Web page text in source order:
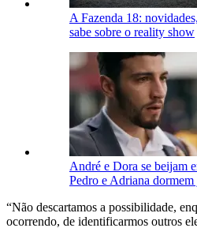
A Fazenda 18:
sabe sobre o reality show
André e Dora se beijam
Pedro e Adriana dormem
“Não descartamos a possibilidade,
ocorrendo, de identificarmos outros